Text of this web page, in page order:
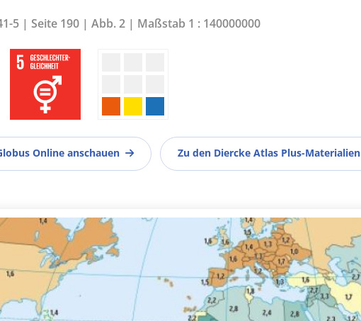
5 | Seite 190 | Abb. 2 | Maßstab 1 : 140000000
Online anschauen Zu den Diercke Atlas Plus-Materialien